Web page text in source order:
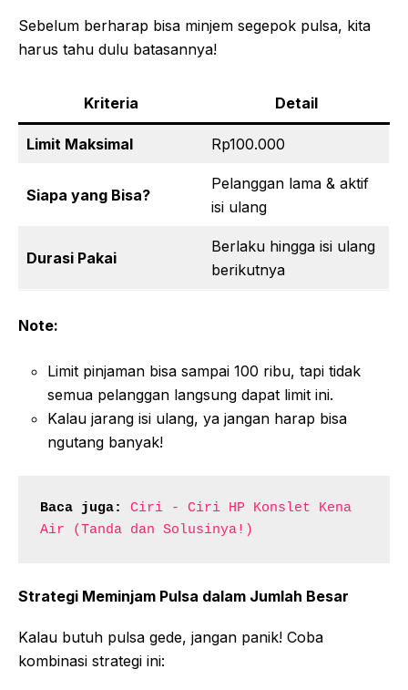
Sebelum berharap bisa minjem segepok pulsa, kita
harus tahu dulu batasannya!
Kriteria Detail
Limit Maksimal Rp100.000
Siapa yang Bisa?
Pelanggan lama & aktif
isi ulang
Durasi Pakai
Berlaku hingga isi ulang
berikutnya
Note:
Limit pinjaman bisa sampai 100 ribu, tapi tidak
semua pelanggan langsung dapat limit ini.
Kalau jarang isi ulang, ya jangan harap bisa
ngutang banyak!
Baca juga:
Ciri - Ciri HP Konslet Kena
Air (Tanda dan Solusinya!)
Strategi Meminjam Pulsa dalam Jumlah Besar
Kalau butuh pulsa gede, jangan panik! Coba
kombinasi strategi ini: